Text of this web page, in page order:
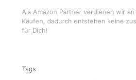
Als Amazon Partner verdienen wir
Käufen, dadurch entstehen keine
für Dich!
Tags